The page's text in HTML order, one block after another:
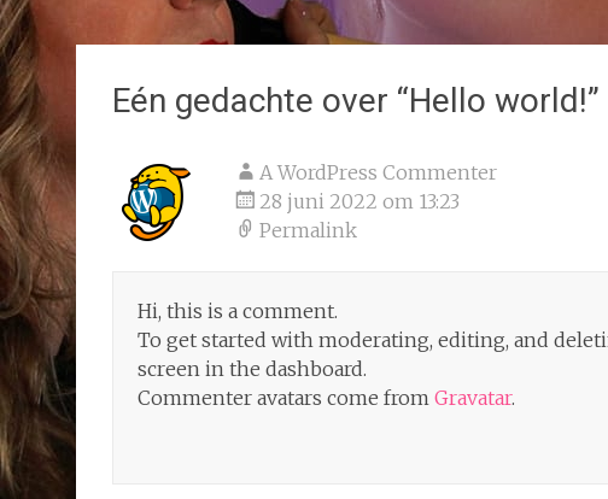
Eén gedachte over “Hello world!”
A WordPress Commenter
28 juni 2022 om 13:23
Permalink
Hi, this is a comment.
To get started with moderating, editing, and
screen in the dashboard.
Commenter avatars come from Gravatar.